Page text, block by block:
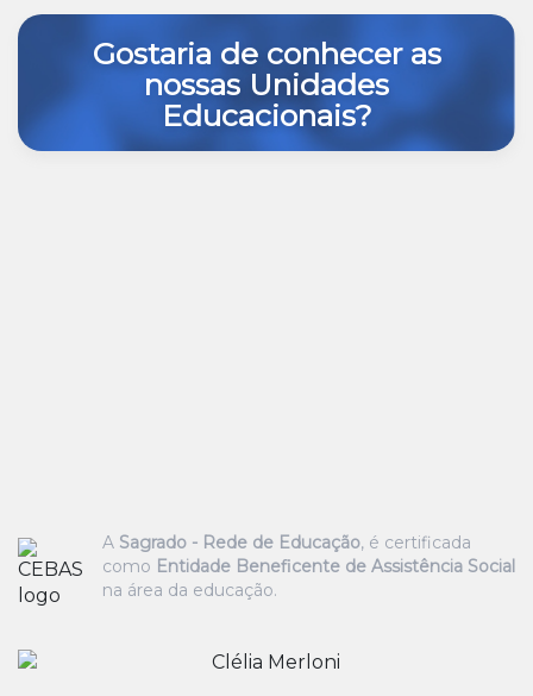
Gostaria de conhecer as
nossas Unidades
Educacionais?
A Sagrado - Rede de Educação, é certificada
como Entidade Beneficente de Assistência Social
na área da educação.